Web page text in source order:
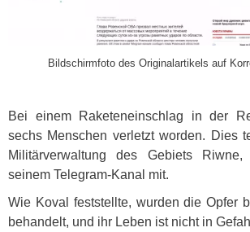
Bildschirmfoto des Originalartikels auf
Bei einem Raketeneinschlag in der
sechs Menschen verletzt worden. Dies
Militärverwaltung des Gebiets
seinem Telegram-Kanal mit.
Wie Koval feststellte, wurden die Opfer
behandelt, und ihr Leben ist nicht in